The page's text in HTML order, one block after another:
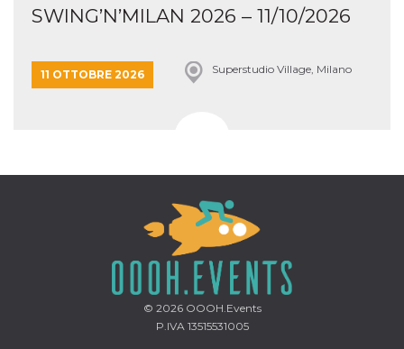
SWING’N’MILAN 2026 – 11/10/2026
11 OTTOBRE 2026 Superstudio Village, Milano
© 2026OOOH.Events
P.IVA 13515531005